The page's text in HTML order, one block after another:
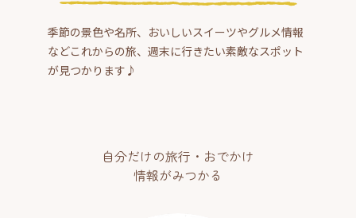
季節の景色や名所、おいしいスイーツやグルメ情報
などこれからの旅、週末に行きたい素敵なスポット
が見つかります♪
自分だけの旅行・おでかけ
情報がみつかる